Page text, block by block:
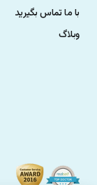
با ما تماس بگیرید
وبلاگ